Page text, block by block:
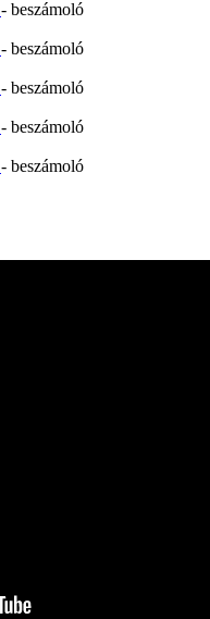
- beszámoló
- beszámoló
- beszámoló
- beszámoló
- beszámoló